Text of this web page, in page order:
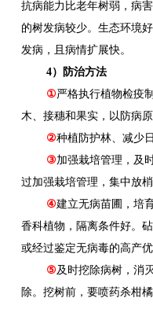
抗病能力比老年树弱，病
的树发病较少。生态环境
发病，且病情扩展快。
4）防治方法
①严格执行植物检疫
木、接穗和果实，以防病
②种植防护林、减少
③加强栽培管理，及
过加强栽培管理，集中放
④建立无病苗圃，培
香科植物，隔离条件好。
或经过鉴定无病毒的高产
⑤及时挖除病树，消
除。挖树前，要喷药杀柑